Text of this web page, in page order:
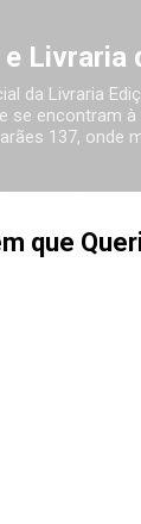
Livraria
da Livraria
se encontram
137, onde
que